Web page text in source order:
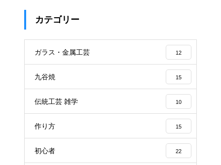
カテゴリー
ガラス・金属工芸 12
九谷焼 15
伝統工芸 雑学 10
作り方 15
初心者 22